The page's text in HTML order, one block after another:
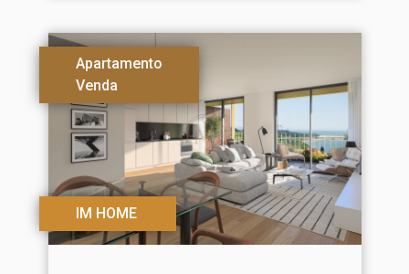
Apartamento
Venda
IM HOME